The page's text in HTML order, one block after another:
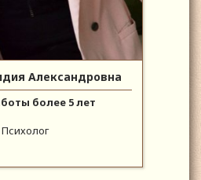
Александровна
более 5 лет
Психолог